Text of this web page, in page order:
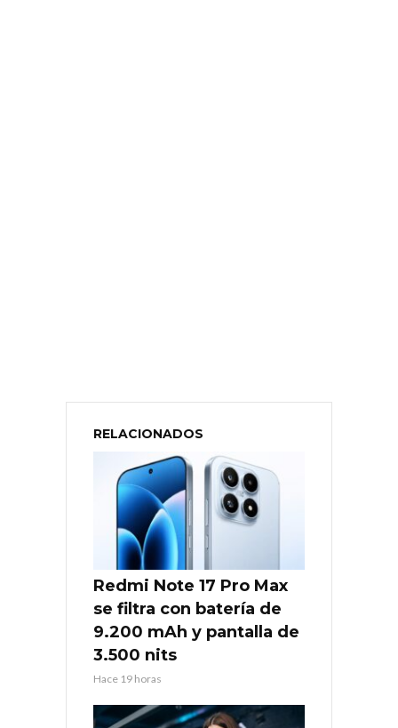
RELACIONADOS
Redmi Note 17 Pro Max
se filtra con batería de
9.200 mAh y pantalla de
3.500 nits
Hace 19 horas